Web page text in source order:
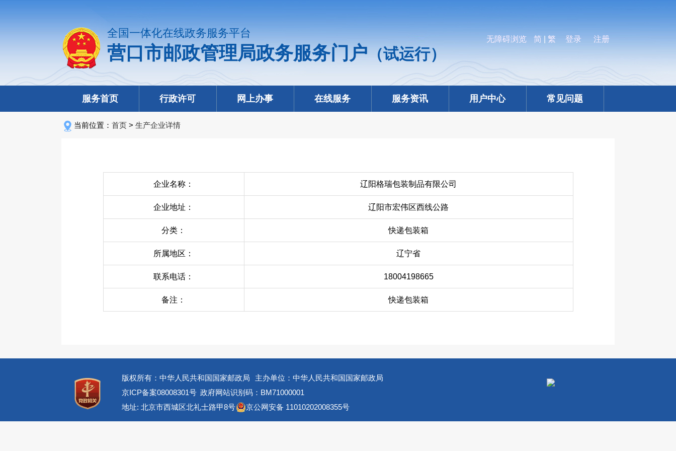
全国一体化在线政务服务平台
营口市邮政管理局政务服务门户（试运行）
无障碍浏览 简 繁 登录 注册
服务首页 行政许可 网上办事 在线服务 服务资讯 用户中心 常见问题
当前位置： 首页 > 生产企业详情
企业名称： 辽阳格瑞包装制品有限公司
企业地址： 辽阳市宏伟区西线公路
分类： 快递包装箱
所属地区： 辽宁省
联系电话： 18004198665
备注： 快递包装箱
版权所有：中华人民共和国国家邮政局
主办单位：中华人民共和国国家邮政局
京ICP备案08008301号 政府网站识别码：BM71000001
地址: 北京市西城区北礼士路甲8号
京公网安备 11010202008355号